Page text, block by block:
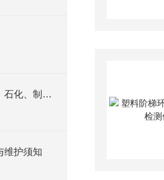
槽盘式分布器在化工、石化、制药等领域中应用广泛
维护须知